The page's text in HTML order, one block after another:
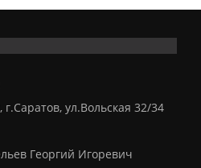
ул.Вольская 32/34
Георгий Игоревич